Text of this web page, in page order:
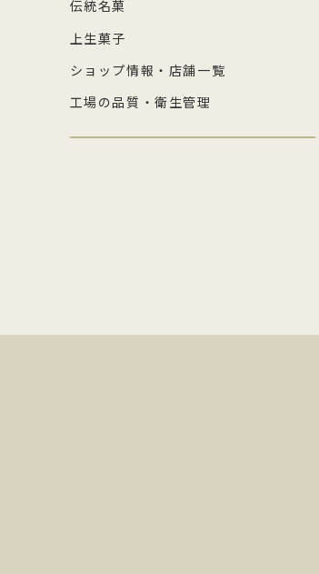
伝統名菓
上生菓子
ショップ情報・店舗一覧
工場の品質・衛生管理